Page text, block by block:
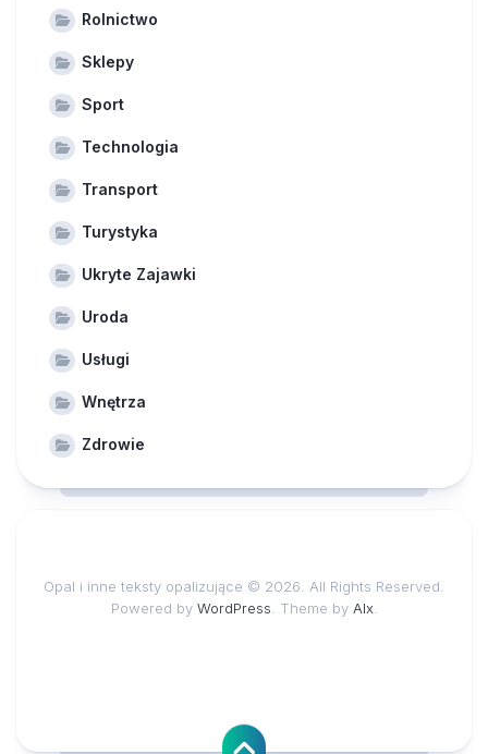
Rolnictwo
Sklepy
Sport
Technologia
Transport
Turystyka
Ukryte Zajawki
Uroda
Usługi
Wnętrza
Zdrowie
Opal i inne teksty opalizujące © 2026. All Rights Reserved.
Powered by WordPress . Theme by Alx